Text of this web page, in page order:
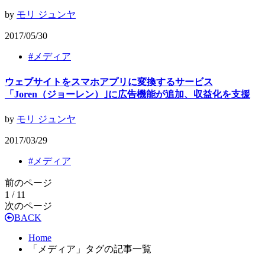
by モリ ジュンヤ
2017/05/30
# メディア
ウェブサイトをスマホアプリに変換するサービス
「Joren（ジョーレン）｣に広告機能が追加、収益化を支援
by モリ ジュンヤ
2017/03/29
# メディア
前のページ
1 / 11
次のページ
BACK
Home
「メディア」タグの記事一覧